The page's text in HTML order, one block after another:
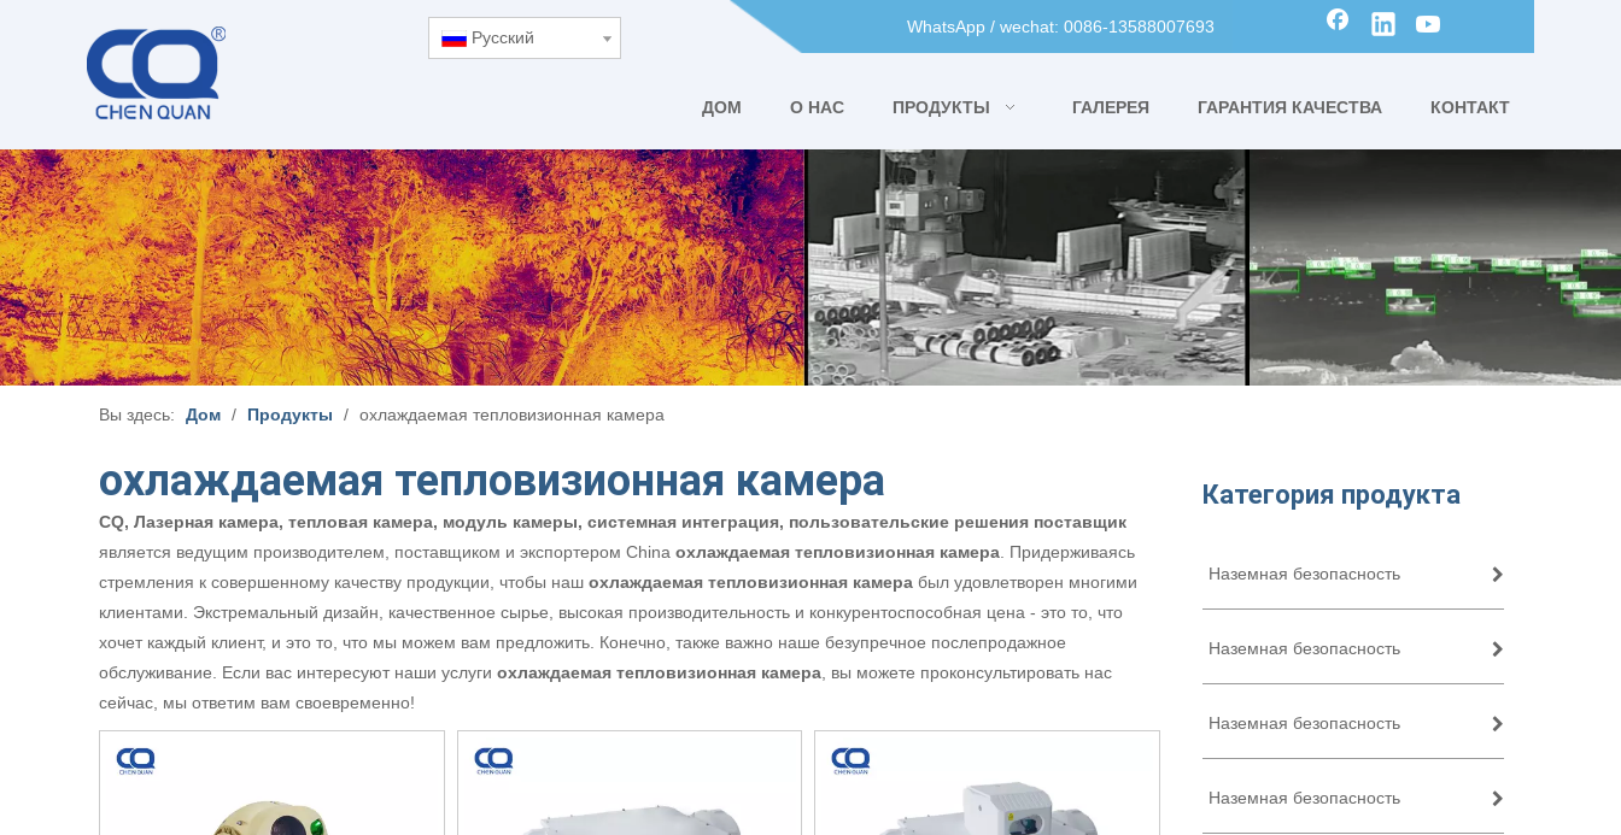
Pусский
WhatsApp / wechat: 0086-13588007693
ДОМ О НАС ПРОДУКТЫ ГАЛЕРЕЯ ГАРАНТИЯ КАЧЕСТВА КОНТАКТ
Вы здесь: Дом / Продукты / охлаждаемая тепловизионная камера
охлаждаемая тепловизионная камера
CQ, Лазерная камера, тепловая камера, модуль камеры, системная интеграция, пользовательские решения поставщик
является ведущим производителем, поставщиком и экспортером China охлаждаемая тепловизионная камера . Придерживаясь
стремления к совершенному качеству продукции, чтобы наш охлаждаемая тепловизионная камера был удовлетворен многими
клиентами. Экстремальный дизайн, качественное сырье, высокая производительность и конкурентоспособная цена - это то, что
хочет каждый клиент, и это то, что мы можем вам предложить. Конечно, также важно наше безупречное послепродажное
обслуживание. Если вас интересуют наши услуги охлаждаемая тепловизионная камера , вы можете проконсультировать нас
сейчас, мы ответим вам своевременно!
Категория продукта
Наземная безопасность
Наземная безопасность
Наземная безопасность
Наземная безопасность